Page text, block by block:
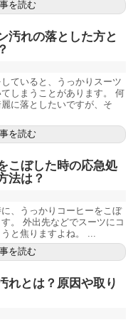
を読む
汚れの落とした方と
ていると、うっかりスーツ
しまうことがあります。 何
に落としたいですが、そ
を読む
こぼした時の応急処
法は？
に、うっかりコーヒーをこぼ
。 外出先などでスーツにコ
と焦りますよね。 ...
を読む
れとは？原因や取り